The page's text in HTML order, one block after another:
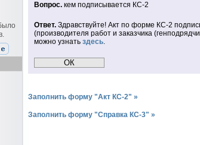
Вопрос.кем подписывается КС-2
Ответ.Здравствуйте! Акт по форме КС-2
(производителя работ и заказчика
можно узнать здесь.
Заполнить форму "Акт КС-2" »
Заполнить форму "Справка КС-3" »